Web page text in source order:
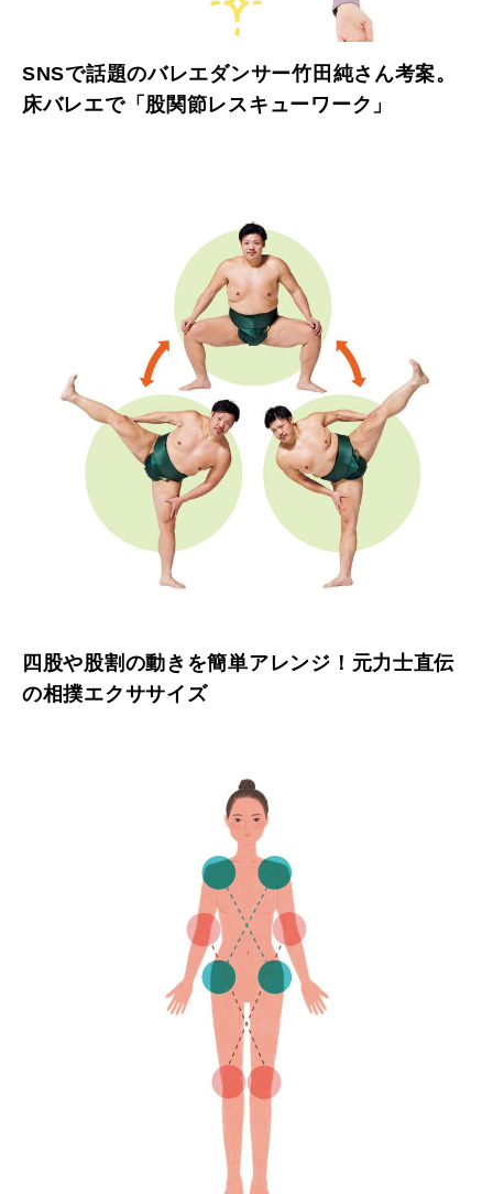
SNSで話題のバレエダンサー竹田純さん考案。
床バレエで「股関節レスキューワーク」
四股や股割の動きを簡単アレンジ！元力士直伝
の相撲エクササイズ